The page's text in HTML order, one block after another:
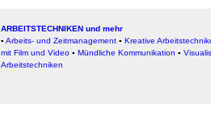
ARBEITSTECHNIKEN und mehr
▪ Arbeits- und Zeitmanagement ▪ Kreative
mit Film und Video ▪ Mündliche Kommunikation ▪
Arbeitstechniken